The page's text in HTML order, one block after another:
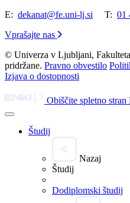
E: dekanat@fe.uni-lj.si T: 01
Vprašajte nas
© Univerza v Ljubljani,
pridržane. Pravno obvestilo
Izjava o dostopnosti
Obiščite spletno
Študij
Nazaj
Študij
Dodiplomski študij